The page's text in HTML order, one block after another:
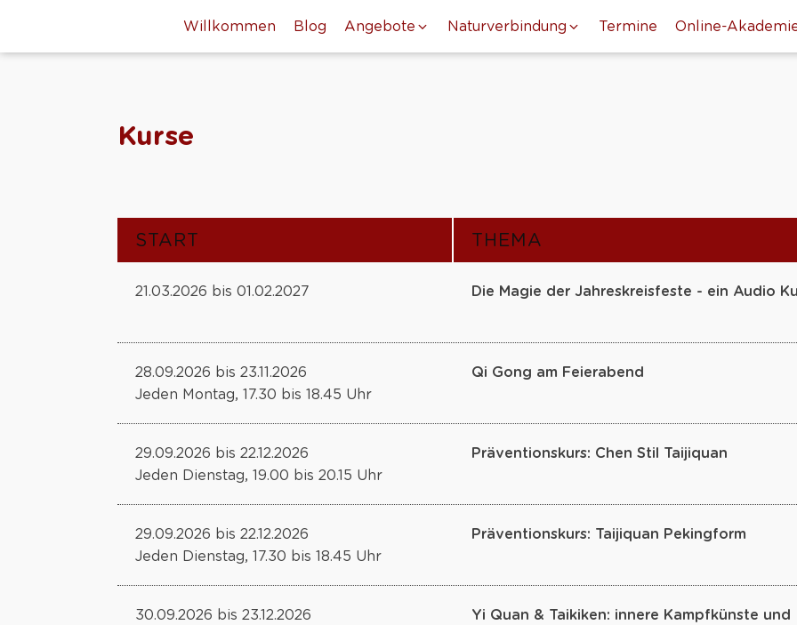
Willkommen Blog Angebote Naturverbindung Termine Online-
Kurse
START THEMA
21.03.2026 bis 01.02.2027 Die Magie der Jahreskreisfeste - ein Audio
28.09.2026 bis 23.11.2026
Jeden Montag, 17.30 bis 18.45 Uhr
Qi Gong am Feierabend
29.09.2026 bis 22.12.2026
Jeden Dienstag, 19.00 bis 20.15 Uhr
Präventionskurs: Chen Stil Taijiquan
29.09.2026 bis 22.12.2026
Jeden Dienstag, 17.30 bis 18.45 Uhr
Präventionskurs: Taijiquan Pekingform
30.09.2026 bis 23.12.2026
Yi Quan & Taikiken: innere Kampfkünste und